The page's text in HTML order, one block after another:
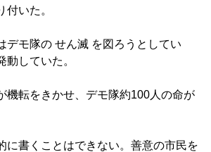
付いた。
モ隊の せん滅 を図ろうとしてい
動していた。
転をきかせ、デモ隊約100人の命が
書くことはできない。善意の市民を